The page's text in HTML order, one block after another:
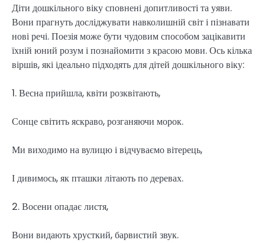
Діти дошкільного віку сповнені допитливості та уяви.
Вони прагнуть досліджувати навколишній світ і пізнавати
нові речі. Поезія може бути чудовим способом зацікавити
їхній юний розум і познайомити з красою мови. Ось кілька
віршів, які ідеально підходять для дітей дошкільного віку:
1. Весна прийшла, квіти розквітають,
Сонце світить яскраво, розганяючи морок.
Ми виходимо на вулицю і відчуваємо вітерець,
І дивимось, як пташки літають по деревах.
2. Восени опадає листя,
Вони видають хрусткий, барвистий звук.